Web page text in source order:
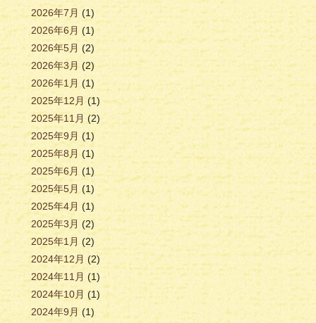
2026年7月 (1)
2026年6月 (1)
2026年5月(2)
2026年3月(2)
2026年1月(1)
2025年12月(1)
2025年11月(2)
2025年9月(1)
2025年8月(1)
2025年6月(1)
2025年5月(1)
2025年4月(1)
2025年3月(2)
2025年1月(2)
2024年12月(2)
2024年11月 (1)
2024年10月(1)
2024年9月(1)